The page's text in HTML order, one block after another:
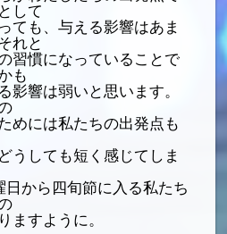
して
ても、与える影響はあま
れと
習慣になっていることで
も
影響は弱いと思います。
めには私たちの出発点も
うしても短く感じてしま
から四旬節に入る私たち
ますように。